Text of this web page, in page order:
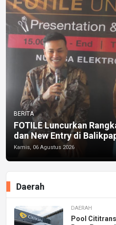
BERITA
FOTILE Luncurkan
dan New Entry di
Kamis, 06 Agustus 2026
Daerah
DAERAH
Pool